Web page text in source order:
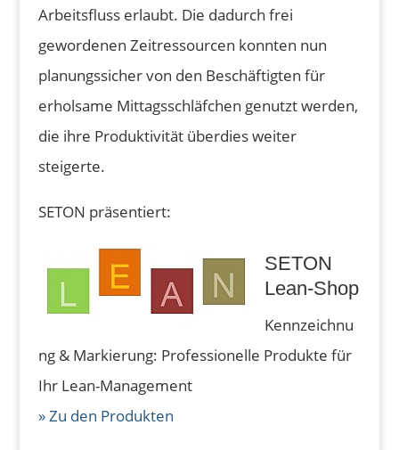
Arbeitsfluss erlaubt. Die dadurch frei
gewordenen Zeitressourcen konnten nun
planungssicher von den Beschäftigten für
erholsame Mittagsschläfchen genutzt werden,
die ihre Produktivität überdies weiter
steigerte.
SETON präsentiert:
SETON
Lean-Shop
Kennzeichnu
ng & Markierung: Professionelle Produkte für
Ihr Lean-Management
» Zu den Produkten